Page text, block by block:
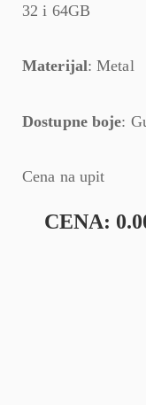
32 i 64GB
Materijal: Metal
Dostupne boje:
Cena na upit
CENA: